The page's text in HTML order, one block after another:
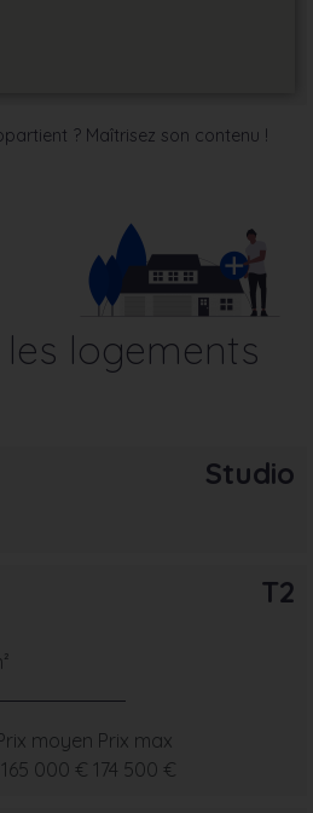
? Maîtrisez son contenu !
logements
Studio
T2
moyen
165 000 €
Prix max
174 500 €